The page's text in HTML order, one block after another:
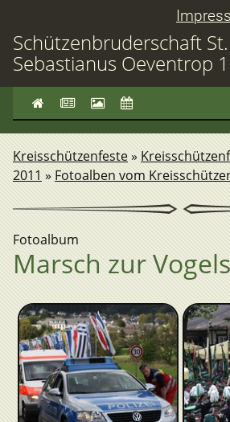
Schützenbruderschaft St.
Sebastianus Oeventrop
Kreisschützenfeste»
2011 » Fotoalben vom
Fotoalbum
Marsch zur